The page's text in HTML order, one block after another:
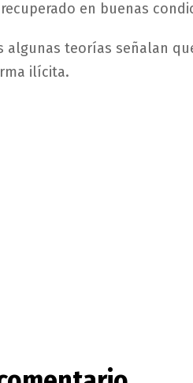
en buenas
algunas teorías señalan
ilícita.